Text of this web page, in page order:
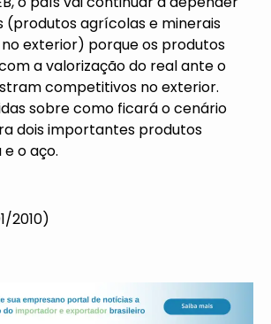
(produtos agrícolas e minerais
exterior) porque os produtos
a valorização do real ante o
competitivos no exterior.
sobre como ficará o cenário
dois importantes produtos
e o aço.
2010)